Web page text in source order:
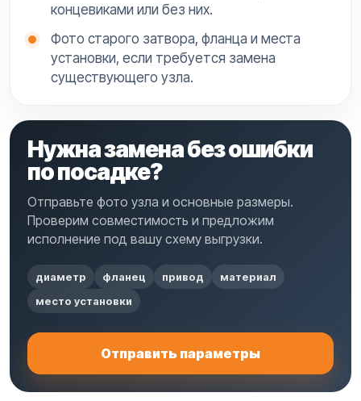
концевиками или без них.
Фото старого затвора, фланца и места
установки, если требуется замена
существующего узла.
Нужна замена без ошибки
по посадке?
Отправьте фото узла и основные размеры.
Проверим совместимость и предложим
исполнение под вашу схему выгрузки.
диаметр фланец привод
материал
место установки
Отправить параметры